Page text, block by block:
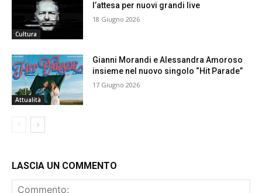
Cultura
l’attesa per nuovi grandi live
18 Giugno 2026
Attualità
Gianni Morandi e Alessandra Amoroso
insieme nel nuovo singolo “Hit Parade”
17 Giugno 2026
LASCIA UN COMMENTO